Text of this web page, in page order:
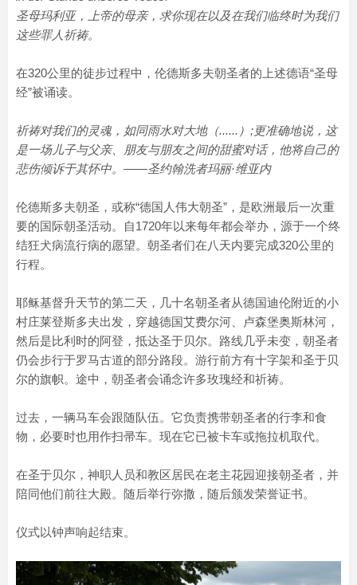
圣母玛利亚，上帝的母亲，求你现在以及在我们临终时为我们
这些罪人祈祷。
在320公里的徒步过程中，伦德斯多夫朝圣者的上述德语“圣母
经”被诵读。
祈祷对我们的灵魂，如同雨水对大地（......）;更准确地说，这
是一场儿子与父亲、朋友与朋友之间的甜蜜对话，他将自己的
悲伤倾诉于其怀中。 ——圣约翰洗者玛丽·维亚内
伦德斯多夫朝圣，或称“德国人伟大朝圣”，是欧洲最后一次重
要的国际朝圣活动。自1720年以来每年都会举办，源于一个终
结狂犬病流行病的愿望。朝圣者们在八天内要完成320公里的
行程。
耶稣基督升天节的第二天，几十名朝圣者从德国迪伦附近的小
村庄莱登斯多夫出发，穿越德国艾费尔河、卢森堡奥斯林河，
然后是比利时的阿登，抵达圣于贝尔。路线几乎未变，朝圣者
仍会步行于罗马古道的部分路段。游行前方有十字架和圣于贝
尔的旗帜。途中，朝圣者会诵念许多玫瑰经和祈祷。
过去，一辆马车会跟随队伍。它负责携带朝圣者的行李和食
物，必要时也用作扫帚车。现在它已被卡车或拖拉机取代。
在圣于贝尔，神职人员和教区居民在老主花园迎接朝圣者，并
陪同他们前往大殿。随后举行弥撒，随后颁发荣誉证书。
仪式以钟声响起结束。